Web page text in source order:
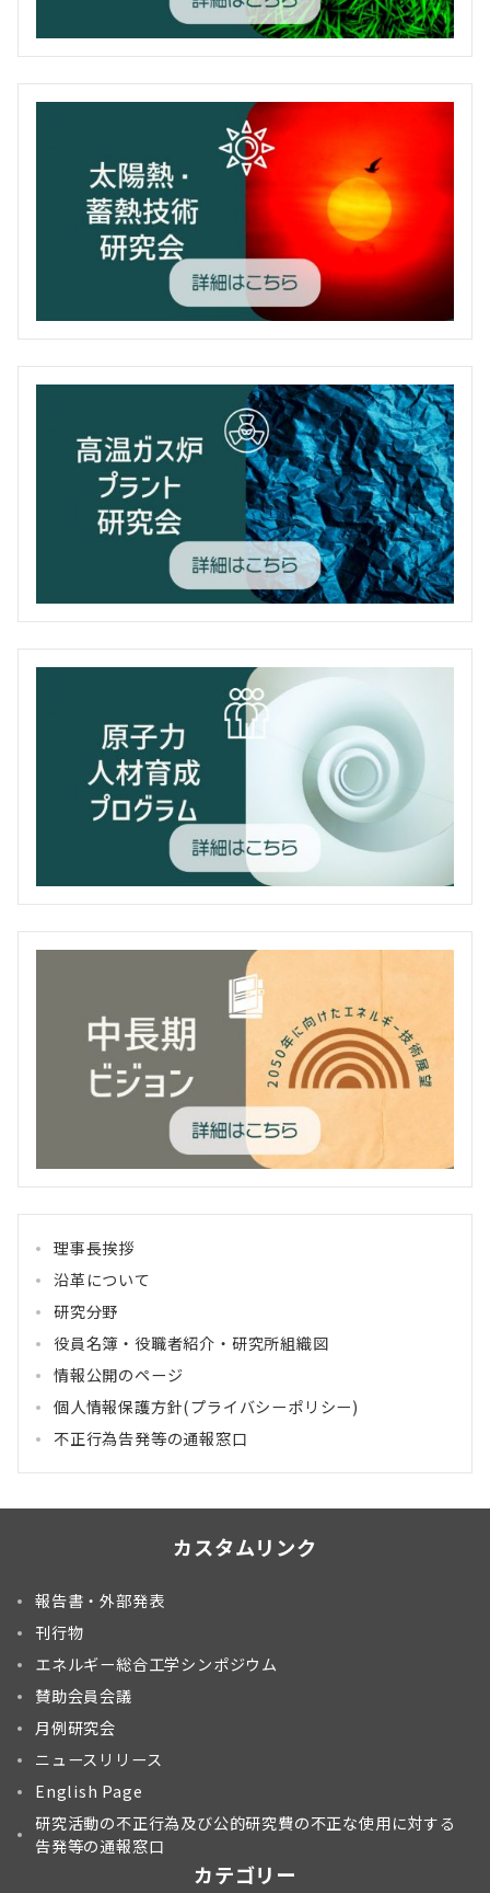
理事長挨拶
沿革について
研究分野
役員名簿・役職者紹介・研究所組織図
情報公開のページ
個人情報保護方針(プライバシーポリシー)
不正行為告発等の通報窓口
カスタムリンク
報告書・外部発表
刊行物
エネルギー総合工学シンポジウム
賛助会員会議
月例研究会
ニュースリリース
English Page
研究活動の不正行為及び公的研究費の不正な使用に対する
告発等の通報窓口
カテゴリー